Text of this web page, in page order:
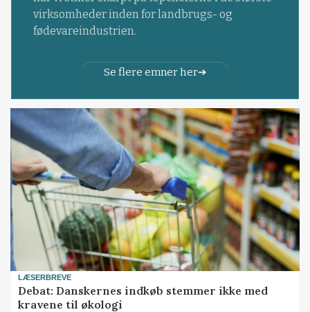
virksomheder inden for landbrugs- og
fødevareindustrien.
Se flere emner her
LÆSERBREVE
Debat: Danskernes indkøb stemmer ikke med
kravene til økologi